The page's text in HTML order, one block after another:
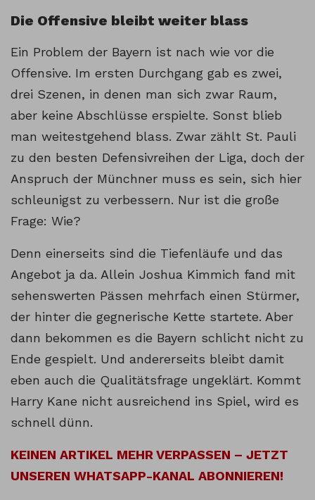
Die Offensive bleibt weiter blass
Ein Problem der Bayern ist nach wie vor die
Offensive. Im ersten Durchgang gab es zwei,
drei Szenen, in denen man sich zwar Raum,
aber keine Abschlüsse erspielte. Sonst blieb
man weitestgehend blass. Zwar zählt St. Pauli
zu den besten Defensivreihen der Liga, doch der
Anspruch der Münchner muss es sein, sich hier
schleunigst zu verbessern. Nur ist die große
Frage: Wie?
Denn einerseits sind die Tiefenläufe und das
Angebot ja da. Allein Joshua Kimmich fand mit
sehenswerten Pässen mehrfach einen Stürmer,
der hinter die gegnerische Kette startete. Aber
dann bekommen es die Bayern schlicht nicht zu
Ende gespielt. Und andererseits bleibt damit
eben auch die Qualitätsfrage ungeklärt. Kommt
Harry Kane nicht ausreichend ins Spiel, wird es
schnell dünn.
KEINEN ARTIKEL MEHR VERPASSEN – JETZT
UNSEREN WHATSAPP-KANAL ABONNIEREN!